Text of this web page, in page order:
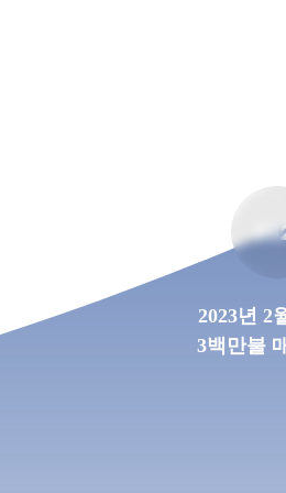
2023년 2
3백만불